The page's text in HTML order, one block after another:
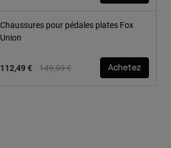
Chaussures pour pédales plates Fox
Union
Price reduced from
149,99 €to
112,49 € Achetez